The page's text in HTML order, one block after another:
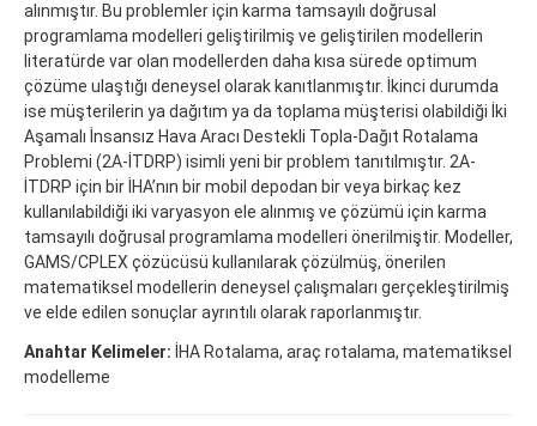
alınmıştır. Bu problemler için karma tamsayılı doğrusal
programlama modelleri geliştirilmiş ve geliştirilen modellerin
literatürde var olan modellerden daha kısa sürede optimum
çözüme ulaştığı deneysel olarak kanıtlanmıştır. İkinci durumda
ise müşterilerin ya dağıtım ya da toplama müşterisi olabildiği İki
Aşamalı İnsansız Hava Aracı Destekli Topla-Dağıt Rotalama
Problemi (2A-İTDRP) isimli yeni bir problem tanıtılmıştır. 2A-
İTDRP için bir İHA’nın bir mobil depodan bir veya birkaç kez
kullanılabildiği iki varyasyon ele alınmış ve çözümü için karma
tamsayılı doğrusal programlama modelleri önerilmiştir. Modeller,
GAMS/CPLEX çözücüsü kullanılarak çözülmüş, önerilen
matematiksel modellerin deneysel çalışmaları gerçekleştirilmiş
ve elde edilen sonuçlar ayrıntılı olarak raporlanmıştır.
Anahtar Kelimeler: İHA Rotalama, araç rotalama, matematiksel
modelleme